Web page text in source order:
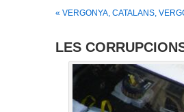
« VERGONYA, CATALANS,
LES